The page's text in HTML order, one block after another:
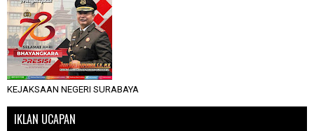
KEJAKSAAN NEGERI SURABAYA
IKLAN UCAPAN